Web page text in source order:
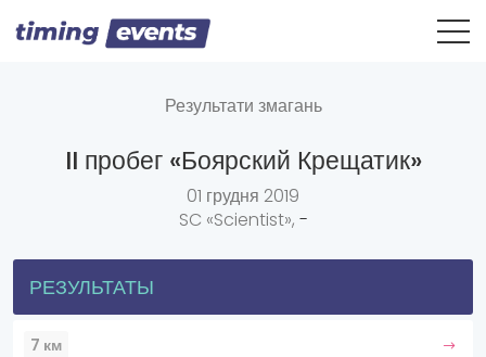
Результати змагань
II пробег «Боярский Крещатик»
01 грудня 2019
SC «Scientist», -
РЕЗУЛЬТАТЫ
7 км